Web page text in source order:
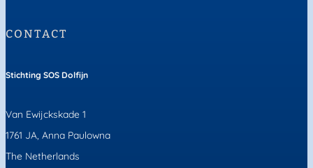
CONTACT
Stichting SOS Dolfijn
Van Ewijckskade 1
1761 JA, Anna Paulowna
The Netherlands